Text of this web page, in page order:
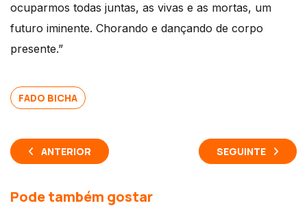
ocuparmos todas juntas, as vivas e as mortas, um
futuro iminente. Chorando e dançando de corpo
presente.”
FADO BICHA
ANTERIOR SEGUINTE
Pode também gostar